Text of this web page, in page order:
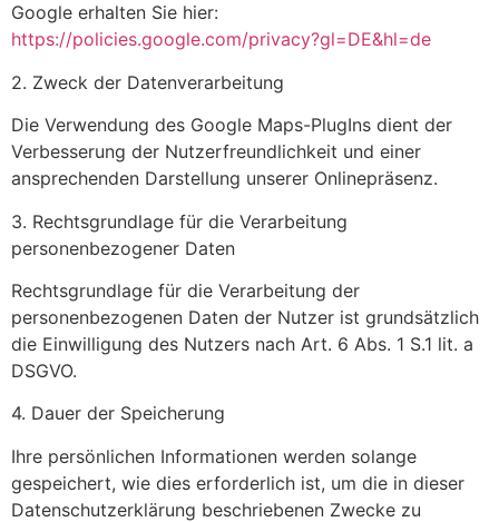
Google erhalten Sie hier:
https://policies.google.com/privacy?gl=DE&hl=de
2. Zweck der Datenverarbeitung
Die Verwendung des Google Maps-PlugIns dient der
Verbesserung der Nutzerfreundlichkeit und einer
ansprechenden Darstellung unserer Onlinepräsenz.
3. Rechtsgrundlage für die Verarbeitung
personenbezogener Daten
Rechtsgrundlage für die Verarbeitung der
personenbezogenen Daten der Nutzer ist grundsätzlich
die Einwilligung des Nutzers nach Art. 6 Abs. 1 S.1 lit. a
DSGVO.
4. Dauer der Speicherung
Ihre persönlichen Informationen werden solange
gespeichert, wie dies erforderlich ist, um die in dieser
Datenschutzerklärung beschriebenen Zwecke zu